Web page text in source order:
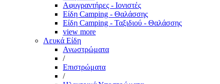
Αφυγραντήρες - Ιονιστές
Είδη Camping - Θαλάσσης
Είδη Camping - Ταξιδιού - Θαλάσσης
view more
Λευκά Είδη
Ανωστρώματα
/
Επιστρώματα
/